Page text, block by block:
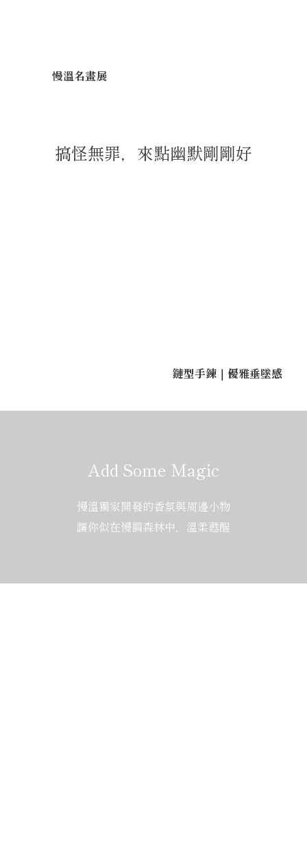
慢溫名畫展
搞怪無罪，來點幽默剛剛好
鏈型手鍊｜優雅垂墜感
Add Some Magic
慢溫獨家開發的香氛與周邊小物
讓你似在慢調森林中，溫柔甦醒